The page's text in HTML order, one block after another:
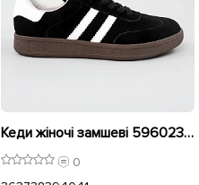
Кеди жіночі замшеві 596023 Чорні
0